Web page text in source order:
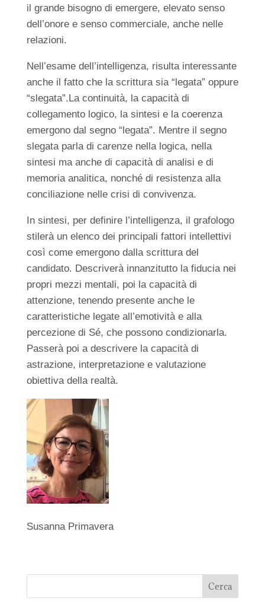
il grande bisogno di emergere, elevato senso
dell’onore e senso commerciale, anche nelle
relazioni.
Nell’esame dell’intelligenza, risulta interessante
anche il fatto che la scrittura sia “legata” oppure
“slegata”.La continuità, la capacità di
collegamento logico, la sintesi e la coerenza
emergono dal segno “legata”. Mentre il segno
slegata parla di carenze nella logica, nella
sintesi ma anche di capacità di analisi e di
memoria analitica, nonché di resistenza alla
conciliazione nelle crisi di convivenza.
In sintesi, per definire l’intelligenza, il grafologo
stilerà un elenco dei principali fattori intellettivi
così come emergono dalla scrittura del
candidato. Descriverà innanzitutto la fiducia nei
propri mezzi mentali, poi la capacità di
attenzione, tenendo presente anche le
caratteristiche legate all’emotività e alla
percezione di Sé, che possono condizionarla.
Passerà poi a descrivere la capacità di
astrazione, interpretazione e valutazione
obiettiva della realtà.
Susanna Primavera